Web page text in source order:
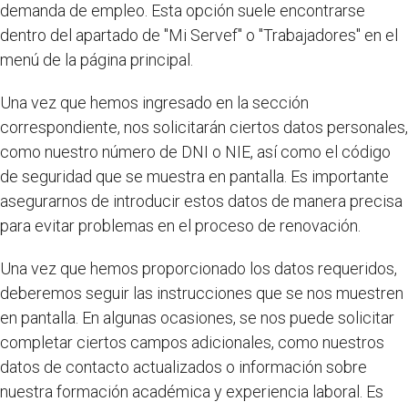
demanda de empleo. Esta opción suele encontrarse
dentro del apartado de "Mi Servef" o "Trabajadores" en el
menú de la página principal.
Una vez que hemos ingresado en la sección
correspondiente, nos solicitarán ciertos datos personales,
como nuestro número de DNI o NIE, así como el código
de seguridad que se muestra en pantalla. Es importante
asegurarnos de introducir estos datos de manera precisa
para evitar problemas en el proceso de renovación.
Una vez que hemos proporcionado los datos requeridos,
deberemos seguir las instrucciones que se nos muestren
en pantalla. En algunas ocasiones, se nos puede solicitar
completar ciertos campos adicionales, como nuestros
datos de contacto actualizados o información sobre
nuestra formación académica y experiencia laboral. Es